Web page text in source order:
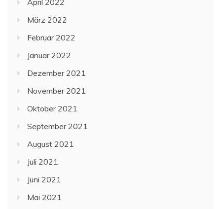
März 2022
Februar 2022
Januar 2022
Dezember 2021
November 2021
Oktober 2021
September 2021
August 2021
Juli 2021
Juni 2021
Mai 2021